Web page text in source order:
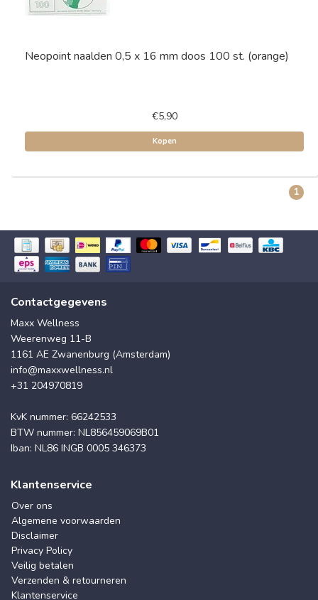
Neopoint naalden 0,5 x 16 mm doos 100 st. (orange)
€5,90
Kopen
1
Contactgegevens
Maxx Wellness
Weerenweg 11-B
1161 AE Zwanenburg (Amsterdam)
info@maxxwellness.nl
+31 204970819
KvK nummer: 66242533
BTW nummer: NL856459069B01
Iban: NL86 INGB 0005 346373
Klantenservice
Over ons
Algemene voorwaarden
Disclaimer
Privacy Policy
Veilig betalen
Verzenden & retourneren
Klantenservice